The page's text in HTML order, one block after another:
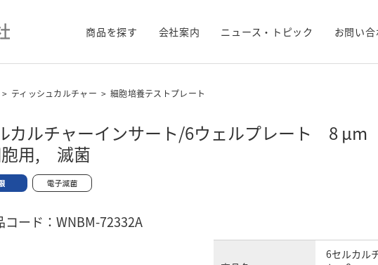
商品を探す 会社案内 ニュース・トピック
お問い合
> ティッシュカルチャー > 細胞培養テストプレート
カルチャーインサート/6ウェルプレート 8
胞用, 滅菌
コード：WNBM-72332A
6セルカル